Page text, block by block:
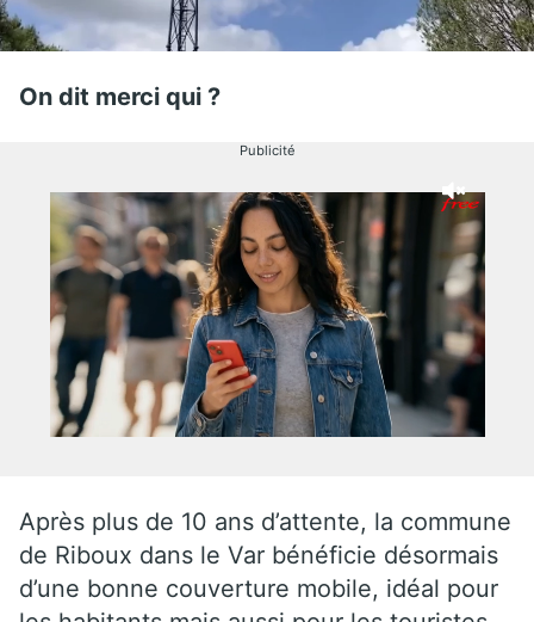
On dit merci qui ?
Publicité
Après plus de 10 ans d’attente, la commune
de Riboux dans le Var bénéficie désormais
d’une bonne couverture mobile, idéal pour